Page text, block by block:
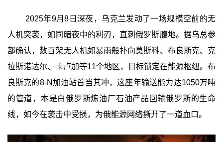
2025年9月8日深夜，乌克兰发动了一场规模空前的无
人机突袭，如同暗夜中的利刃，直刺俄罗斯腹地。据乌总参
部确认，数百架无人机如暴雨般扑向莫斯科、布良斯克、克
拉斯诺达尔、卡卢加等11个地区，目标锁定在能源枢纽。布
良斯克的8-N加油站首当其冲，这座年输送能力达1050万吨
的管道，本是白俄罗斯炼油厂石油产品回输俄罗斯的生命
线，如今在袭击中受损，为俄能源网络撕开了一道血口。